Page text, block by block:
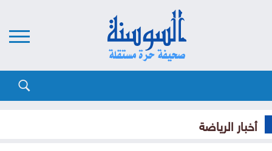
أخبار الرياضة